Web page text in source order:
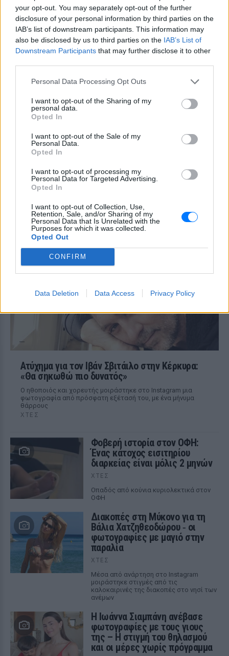
your opt-out. You may separately opt-out of the further
disclosure of your personal information by third parties on the
IAB’s list of downstream participants. This information may
also be disclosed by us to third parties on the IAB’s List of
Downstream Participants that may further disclose it to other
Personal Data Processing Opt Outs
I want to opt-out of the Sharing of my
personal data.
Opted In
I want to opt-out of the Sale of my
Personal Data.
Opted In
I want to opt-out of processing my
Personal Data for Targeted Advertising.
Opted In
I want to opt-out of Collection, Use,
Retention, Sale, and/or Sharing of my
Personal Data that Is Unrelated with the
Purposes for which it was collected.
Opted Out
CONFIRM
Data Deletion Data Access Privacy Policy
Βάλια Χατζηθεοδώρου: Μπικίνι
και βραδινές έξοδοι στη
Μύκονο – Οι φωτογραφίες της
Instagram σειρά στιγμιότυπων από τις
καλοκαιρινές της διακοπές στο «νησί
Η Γαρυφαλλιά Καληφώνη στην
τις πόζες της
από τις καλοκαιρινές της διακοπές στο
νησί των Κυκλάδων
βράδυ στο νοσοκομείο με ορούς
και αντιβιώσεις»
ΣΉΜΕΡΑ
δηλητηρίαση και μοιράστηκε με τους
ώρες που πέρασε.
Ατύχημα για τον Ιβάν Σβιτάιλο στην Κέρκυρα:
«Θα σηκωθώ πιο δυνατός»
Ο ηθοποιός και χορευτής μοιράστηκε στο Instagram μια
φωτογραφία από πρόσφατη εξέτασή του, με ένα μήνυμα
θάρρους
ΧΤΕΣ
Φοβερή ιστορία στον ΟΦΗ:
Ένας κάτοχος εισιτηρίου
διαρκείας είναι μόλις 2 μηνών
ΧΤΕΣ
Οπαδός από κούνια κυριολεκτικά στον
ΟΦΗ
Διακοπές στη Μύκονο για τη
Βάλια Χατζηθεοδώρου ‑ οι
φωτογραφίες με μαγιό στην
παραλία
ΧΤΕΣ
Μέσα από ανάρτηση στο Instagram
μοιράστηκε στιγμές από τις
καλοκαιρινές της διακοπές στο νησί των
ανέμων
H Ιωάννα Σιαμπάνη ανέβασε
φωτογραφίες με τους γιους
της – Η στιγμή του θηλασμού
και οι μέρες χωρίς πρόγραμμα